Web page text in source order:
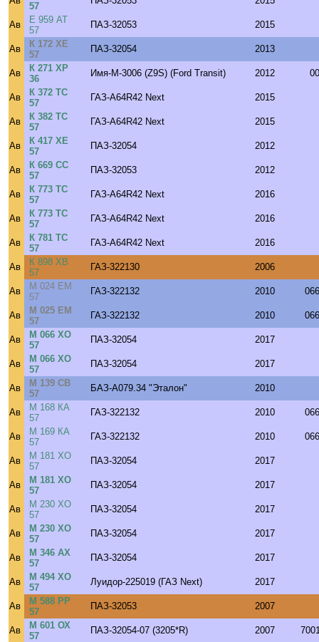
57
Ав
Е 959 АТ
57
ПАЗ-32053 2015
Ав
К 172 ХЕ
57
ПАЗ-32054 2013
Ав
К 271 ХР
36
Имя-М-3006 (Z9S) (Ford Transit) 2012
Ав
К 372 ТС
57
ГАЗ-A64R42 Next 2015
Ав
К 382 ТС
57
ГАЗ-A64R42 Next 2015
Ав
К 417 ХЕ
57
ПАЗ-32054 2012
Ав
К 669 СС
57
ПАЗ-32053 2012
Ав
К 773 ТС
57
ГАЗ-A64R42 Next 2016
Ав
К 773 ТС
57
ГАЗ-A64R42 Next 2016
Ав
К 781 ТС
57
ГАЗ-A64R42 Next 2016
Ав
К 898 ХВ
57
ГАЗ-322130 2006
Ав
М 024 ЕМ
57
ГАЗ-322132 2010
Ав
М 025 ЕМ
57
ГАЗ-322132 2010
Ав
М 066 ХО
57
ПАЗ-32054 2017
Ав
М 066 ХО
57
ПАЗ-32054 2017
Ав
М 139 СВ
57
БАЗ-А079.34 "Эталон" 2010
Ав
М 168 КА
57
ГАЗ-322132 2010
Ав
М 169 КА
57
ГАЗ-322132 2010
Ав
М 181 ХО
57
ПАЗ-32054 2017
Ав
М 181 ХО
57
ПАЗ-32054 2017
Ав
М 230 ХО
57
ПАЗ-32054 2017
Ав
М 230 ХО
57
ПАЗ-32054 2017
Ав
М 346 АХ
57
ПАЗ-32054 2017
Ав
М 494 ХО
57
Луидор-225019 (ГАЗ Next) 2017
Ав
М 588 РР
57
ПАЗ-32053 2007
Ав
М 601 ОХ
57
ПАЗ-32054-07 (3205*R) 2007